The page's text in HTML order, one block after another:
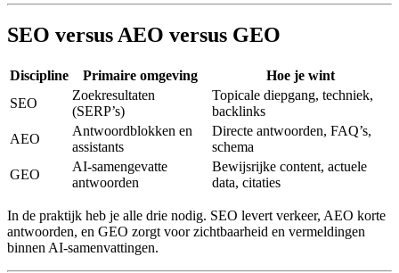
SEO versus AEO versus GEO
Discipline Primaire omgeving
Hoe je wint
SEO
Zoekresultaten
(SERP’s)
Topicale diepgang, techniek,
backlinks
AEO
Antwoordblokken en
assistants
Directe antwoorden, FAQ’s,
schema
GEO
AI-samengevatte
antwoorden
Bewijsrijke content, actuele
data, citaties
In de praktijk heb je alle drie nodig. SEO levert verkeer, AEO korte
antwoorden, en GEO zorgt voor zichtbaarheid en vermeldingen
binnen AI-samenvattingen.